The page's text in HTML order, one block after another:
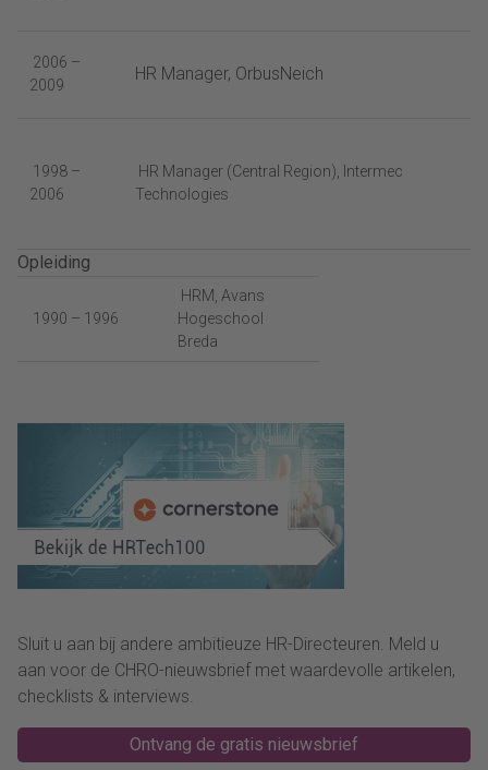
2006 –
2009
HR Manager, OrbusNeich
1998 –
2006
HR Manager (Central Region), Intermec
Technologies
Opleiding
1990 – 1996
HRM, Avans
Hogeschool
Breda
Sluit u aan bij andere ambitieuze HR-Directeuren. Meld u
aan voor de CHRO-nieuwsbrief met waardevolle artikelen,
checklists & interviews.
Ontvang de gratis nieuwsbrief